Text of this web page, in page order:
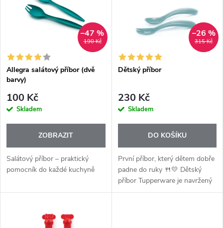
í
p
r
o
d
u
Abecedně
s
p
r
d
u
190 Kč
–47 %
Allegra salátový příbor (dvě
barvy)
100 Kč
Skladem
ZOBRAZIT
Salátový příbor – praktický
pomocník do každé kuchyně
315 Kč
–26 %
Dětský příbor
230 Kč
Skladem
DO KOŠÍKU
První příbor, který dětem dobře
padne do ruky 🍴💛 Dětský
příbor Tupperware je navržený
speciálně pro malé strávníky,